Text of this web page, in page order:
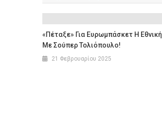
«Πέταξε» Για Ευρωμπάσκετ Η Εθνική
Με Σούπερ Τολιόπουλο!
21 Φεβρουαρίου 2025